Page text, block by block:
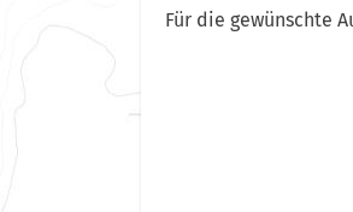
Für die gewünschte